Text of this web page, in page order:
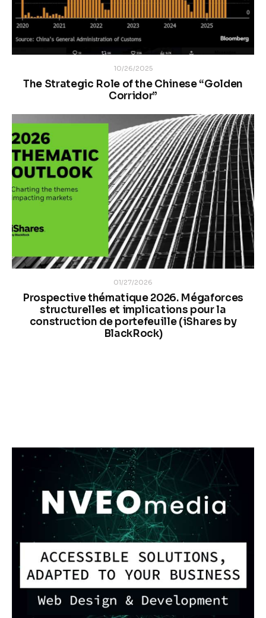
10/26/2025
The Strategic Role of the Chinese “Golden
Corridor”
01/27/2026
Prospective thématique 2026. Mégaforces
structurelles et implications pour la
construction de portefeuille (iShares by
BlackRock)